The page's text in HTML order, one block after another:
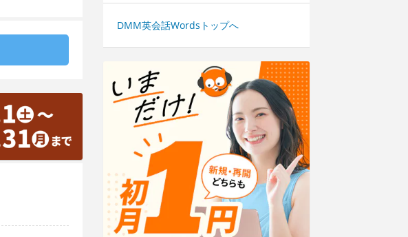
DMM英会話Wordsトップへ